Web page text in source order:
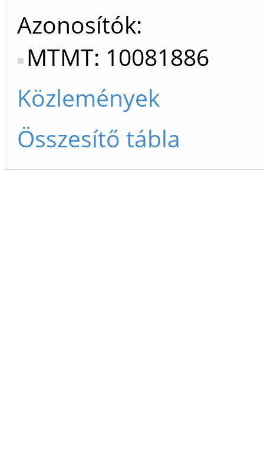
Azonosítók
MTMT: 10081886
Közlemények
Összesítő tábla